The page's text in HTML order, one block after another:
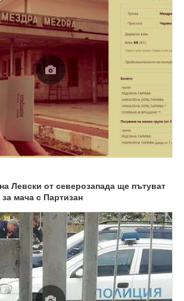
Левски от северозапада ще пътуват
мача с Партизан